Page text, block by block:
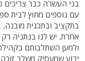
בני העשרה כבר צריכים
עם נוספים מחוץ לבית
בתקציב ובתכנית
ולמען השתלבותם
ידוע שמעסיק משלב